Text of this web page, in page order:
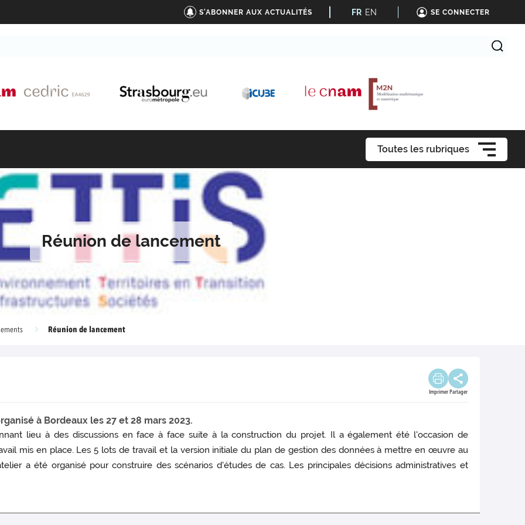
S'ABONNER AUX ACTUALITÉS FR EN SE CONNECTER
Toutes les rubriques
Réunion de lancement
Réunion de lancement
Imprimer Partager
à Bordeaux les 27 et 28 mars 2023.
lieu à des discussions en face à face suite à la construction du projet. Il a également été l'occasion de
mis en place. Les 5 lots de travail et la version initiale du plan de gestion des données à mettre en œuvre au
a été organisé pour construire des scénarios d'études de cas. Les principales décisions administratives et